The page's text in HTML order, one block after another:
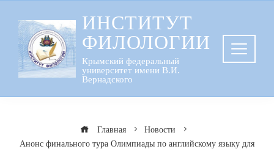
содержанию
ИНСТИТУТ
ФИЛОЛОГИИ
Крымский федеральный
университет имени В.И.
Вернадского
Главная
Новости
Анонс финального тура Олимпиады по английскому языку для